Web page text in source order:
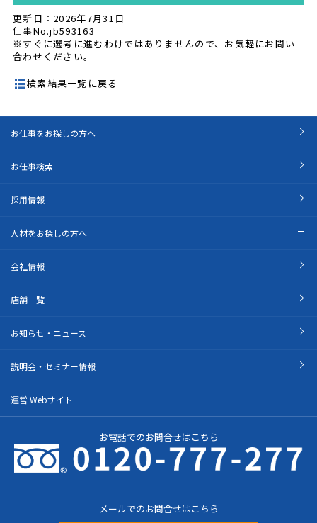
更新日：2026年7月31日
仕事No.jb593163
※すぐに選考に進むわけではありませんので、お気軽にお問い
合わせください。
検索結果一覧に戻る
お仕事をお探しの方へ
お仕事検索
採用情報
人材をお探しの方へ
会社情報
店舗一覧
お知らせ・ニュース
説明会・セミナー情報
運営 Webサイト
お電話でのお問合せはこちら
メールでのお問合せはこちら